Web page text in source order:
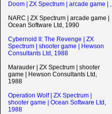
Doom | ZX Spectrum | arcade game | ,
NARC | ZX Spectrum | arcade game |
Ocean Software Ltd, 1990
Cybernoid II: The Revenge | ZX
Spectrum | shooter game | Hewson
Consultants Ltd, 1988
Marauder | ZX Spectrum | shooter
game | Hewson Consultants Ltd,
1988
Operation Wolf | ZX Spectrum |
shooter game | Ocean Software Ltd,
1988